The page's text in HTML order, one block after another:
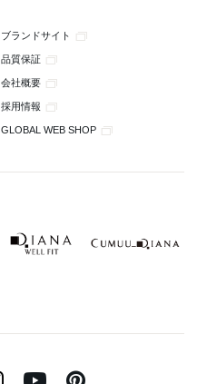
ブランドサイト
品質保証
会社概要
採用情報
GLOBAL WEB SHOP